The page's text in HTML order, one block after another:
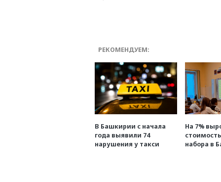
РЕКОМЕНДУЕМ:
В Башкирии с начала
года выявили 74
нарушения у такси
На 7%
набора в